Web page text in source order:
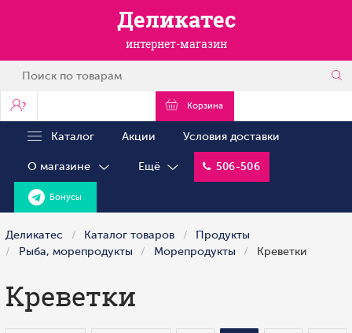
Деликатес
интернет-магазин
? Корзина
Каталог Акции Условия доставки
О магазине Ещё 506-506
Бонусы
Деликатес Каталог товаров
Продукты
Рыба, морепродукты
Морепродукты Креветки
Креветки